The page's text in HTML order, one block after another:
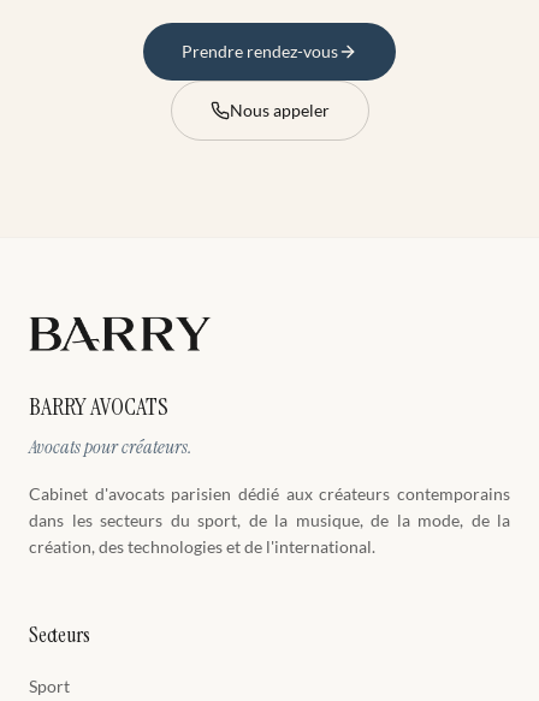
Prendre rendez-vous
Nous appeler
BARRY AVOCATS
Avocats pour créateurs.
Cabinet d'avocats parisien dédié aux créateurs contemporains
dans les secteurs du sport, de la musique, de la mode, de la
création, des technologies et de l'international.
Secteurs
Sport